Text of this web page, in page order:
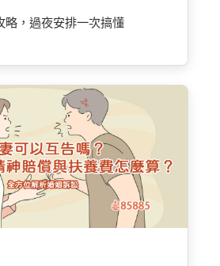
略，過夜安排一次搞懂